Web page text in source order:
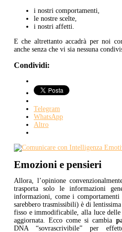
i nostri comportamenti,
le nostre scelte,
i nostri affetti.
E che altrettanto accadrà per noi
anche senza che vi sia nessuna
Condividi:
Telegram
WhatsApp
Altro
Emozioni e pensieri
Allora, l’opinione
trasporta solo le informazioni
informazioni, come i
sarebbero trasmissibili) è di
fisso e immodificabile, alla luce delle
aggiornata. Ecco come si cambia
DNA “sovrascrivibile” per